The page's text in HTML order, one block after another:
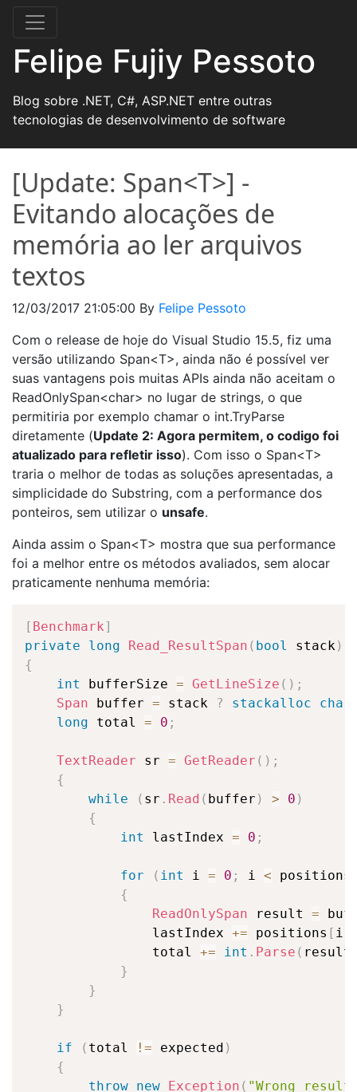
Felipe Fujiy Pessoto
Blog sobre .NET, C#, ASP.NET entre outras
tecnologias de desenvolvimento de software
[Update: Span<T>] -
Evitando alocações de
memória ao ler arquivos
textos
12/03/2017 21:05:00 By Felipe Pessoto
Com o release de hoje do Visual Studio 15.5, fiz uma
versão utilizando Span<T>, ainda não é possível ver
suas vantagens pois muitas APIs ainda não aceitam o
ReadOnlySpan<char> no lugar de strings, o que
permitiria por exemplo chamar o int.TryParse
diretamente (Update 2: Agora permitem, o codigo foi
atualizado para refletir isso). Com isso o Span<T>
traria o melhor de todas as soluções apresentadas, a
simplicidade do Substring, com a performance dos
ponteiros, sem utilizar o unsafe.
Ainda assim o Span<T> mostra que sua performance
foi a melhor entre os métodos avaliados, sem alocar
praticamente nenhuma memória:
[ Benchmark]
private
long Read_ResultSpan ( bool stack)
{
int
bufferSize = GetLineSize ( ) ;
Span buffer = stack ? stackalloc char
long total = 0 ;
TextReader sr = GetReader ( ) ;
{
while
( sr . Read ( buffer ) > 0 )
{
int
lastIndex = 0 ;
for ( int i = 0 ; i < positions
{
ReadOnlySpan result =
                lastIndex
+= positions [ i
                total
+= int . Parse ( result
}
}
}
if ( total != expected )
{
throw new Exception ( "Wrong